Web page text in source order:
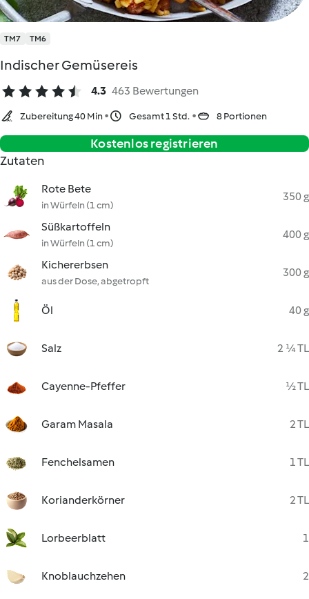
TM7 TM6
Indischer Gemüsereis
4.3 463 Bewertungen
Zubereitung 40 Min Gesamt 1 Std. 8 Portionen
Kostenlos registrieren
Zutaten
Rote Bete
in Würfeln (1 cm)
350 g
Süßkartoffeln
in Würfeln (1 cm)
400 g
Kichererbsen
aus der Dose, abgetropft
300 g
Öl 40 g
Salz 2 ¼ TL
Cayenne-Pfeffer ½ TL
Garam Masala 2 TL
Fenchelsamen 1 TL
Korianderkörner 2 TL
Lorbeerblatt 1
Knoblauchzehen 2